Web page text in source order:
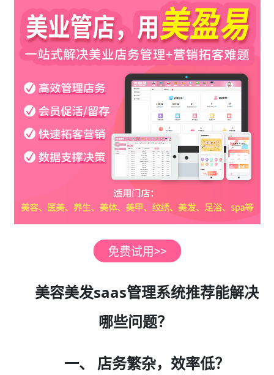
美容美发saas管理系统推荐能解决
哪些问题？
一、 店务繁杂，效率低？